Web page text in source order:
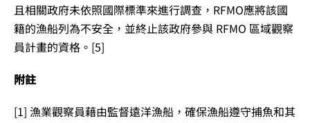
且相關政府未依照國際標準來進行調查，RFMO應將該國
籍的漁船列為不安全，並終止該政府參與 RFMO 區域觀察
員計畫的資格。 [5]
附註
[1] 漁業觀察員藉由監督遠洋漁船，確保漁船遵守捕魚和其